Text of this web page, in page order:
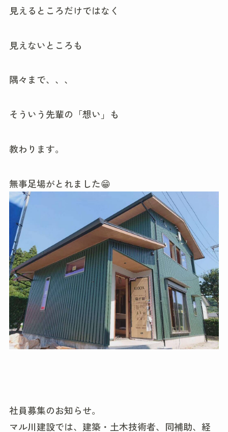
見えるところだけではなく
見えないところも
隅々まで、、、
そういう先輩の「想い」も
教わります。
無事足場がとれました😁
社員募集のお知らせ。
マル川建設では、建築・土木技術者、同補助、経